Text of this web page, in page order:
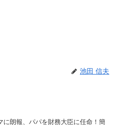
池田 信夫
に朗報、パパを財務大臣に任命！簡